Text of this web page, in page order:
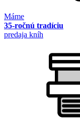
Máme
35-ročnú tradíciu
predaja kníh